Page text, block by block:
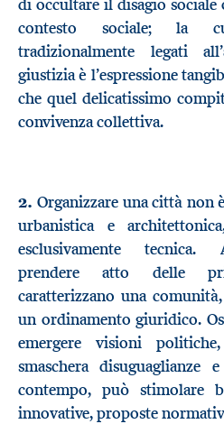
di occultare il disagio
contesto sociale; la
tradizionalmente legati
giustizia è l’espressione
che quel delicatissimo
convivenza collettiva.
2.Organizzare una città non
urbanistica e
esclusivamente tecnica.
prendere atto delle
caratterizzano una
un ordinamento giuridico.
emergere visioni
smaschera disuguaglianze
contempo, può stimolare
innovative, proposte